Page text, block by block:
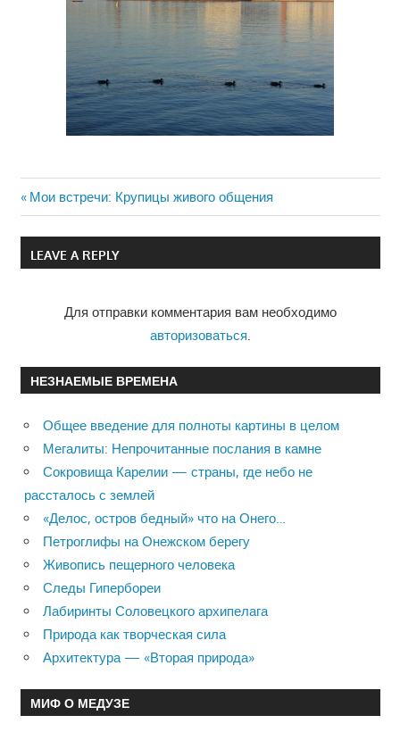
Навигация
по
Previous
Post:
Мои встречи: Крупицы живого общения
LEAVE A REPLY
Для отправки комментария вам необходимо
авторизоваться
НЕЗНАЕМЫЕ ВРЕМЕНА
Общее введение для полноты картины в целом
Мегалиты: Непрочитанные послания в камне
Сокровища Карелии — страны, где небо не
рассталось с землей
«Делос, остров бедный» что на Онего…
Петроглифы на Онежском берегу
Живопись пещерного человека
Следы Гипербореи
Лабиринты Соловецкого архипелага
Природа как творческая сила
Архитектура — «Вторая природа»
МИФ О МЕДУЗЕ